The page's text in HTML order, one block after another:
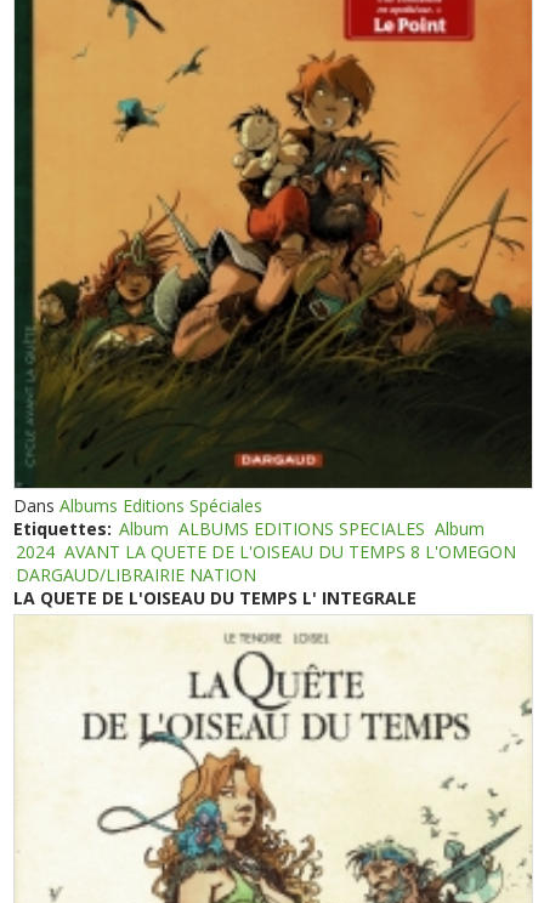
DansAlbums Editions Spéciales
Etiquettes: Album ALBUMS EDITIONS SPECIALES Album
2024 AVANT LA QUETE DE L'OISEAU DU TEMPS 8 L'OMEGON
DARGAUD/LIBRAIRIE NATION
LA QUETE DE L'OISEAU DU TEMPS L' INTEGRALE